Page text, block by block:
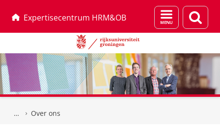
Expertisecentrum HRM&OB
Menu
en
Over ons